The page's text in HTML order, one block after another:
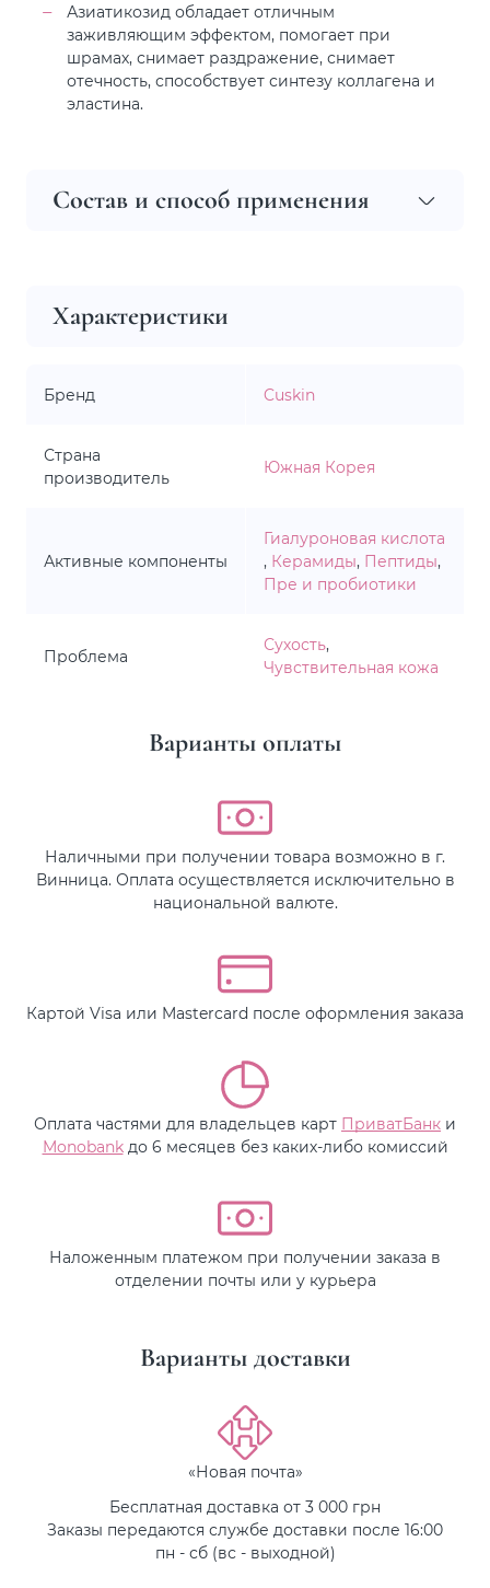
Азиатикозид обладает отличным
заживляющим эффектом, помогает при
шрамах, снимает раздражение, снимает
отечность, способствует синтезу коллагена и
эластина.
Состав и способ применения
Характеристики
Бренд Cuskin
Страна
производитель
Южная Корея
Активные компоненты
Гиалуроновая кислота
, Керамиды, Пептиды,
Пре и пробиотики
Проблема
Сухость,
Чувствительная кожа
Варианты оплаты
Наличными при получении товара возможно в г.
Винница. Оплата осуществляется исключительно в
национальной валюте.
Картой Visa или Mastercard после оформления заказа
Оплата частями для владельцев карт ПриватБанк и
Monobankдо 6 месяцев без каких-либо комиссий
Наложенным платежом при получении заказа в
отделении почты или у курьера
Варианты доставки
«Новая почта»
Бесплатная доставка от 3 000 грн
Заказы передаются службе доставки после 16:00
пн - сб (вс - выходной)